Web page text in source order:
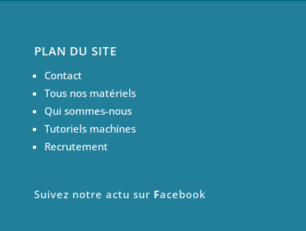
PLAN DU SITE
Contact
Tous nos matériels
Qui sommes-nous
Tutoriels machines
Recrutement
Suivez notre actu sur Facebook